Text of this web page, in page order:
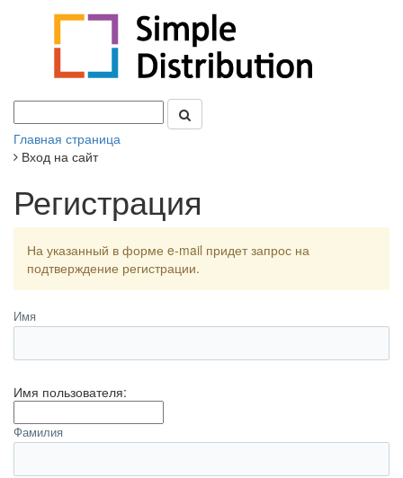
Главная страница
Вход на сайт
Регистрация
На указанный в форме e-mail придет запрос на
подтверждение регистрации.
Имя
Имя пользователя:
Фамилия